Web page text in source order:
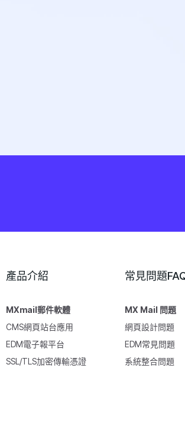
產品介紹
MXmail郵件軟體
CMS網頁站台應用
EDM電子報平台
SSL/TLS加密傳輸憑證
常見問題
MX Mail 問題
網頁設計問題
EDM常見問題
系統整合問題